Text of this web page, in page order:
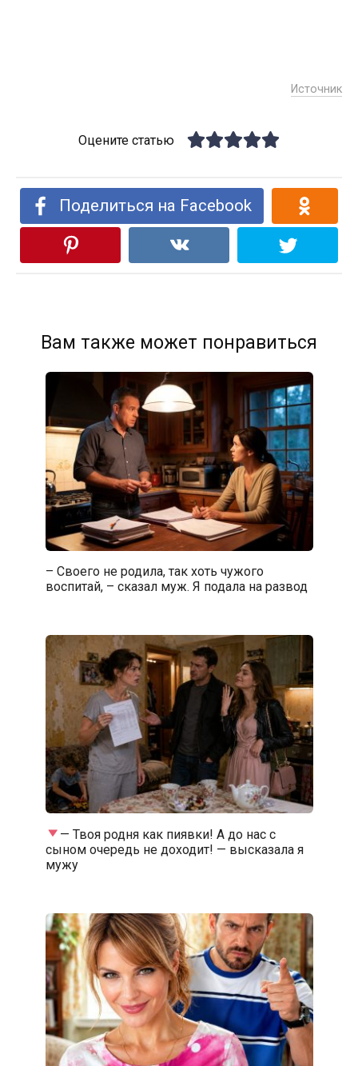
Источник
Оцените статью
Поделиться на Facebook
Вам также может понравиться
– Своего не родила, так хоть чужого
воспитай, – сказал муж. Я подала на развод
— Твоя родня как пиявки! А до нас с
сыном очередь не доходит! — высказала я
мужу